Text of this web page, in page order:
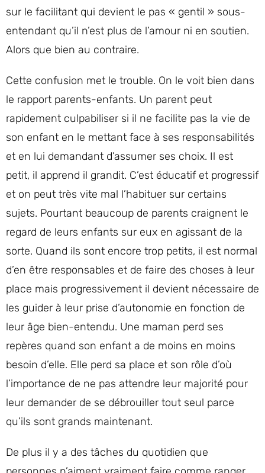
sur le facilitant qui devient le pas « gentil » sous-
entendant qu’il n’est plus de l’amour ni en soutien.
Alors que bien au contraire.
Cette confusion met le trouble. On le voit bien dans
le rapport parents-enfants. Un parent peut
rapidement culpabiliser si il ne facilite pas la vie de
son enfant en le mettant face à ses responsabilités
et en lui demandant d’assumer ses choix. Il est
petit, il apprend il grandit. C’est éducatif et progressif
et on peut très vite mal l’habituer sur certains
sujets. Pourtant beaucoup de parents craignent le
regard de leurs enfants sur eux en agissant de la
sorte. Quand ils sont encore trop petits, il est normal
d’en être responsables et de faire des choses à leur
place mais progressivement il devient nécessaire de
les guider à leur prise d’autonomie en fonction de
leur âge bien-entendu. Une maman perd ses
repères quand son enfant a de moins en moins
besoin d’elle. Elle perd sa place et son rôle d’où
l’importance de ne pas attendre leur majorité pour
leur demander de se débrouiller tout seul parce
qu’ils sont grands maintenant.
De plus il y a des tâches du quotidien que